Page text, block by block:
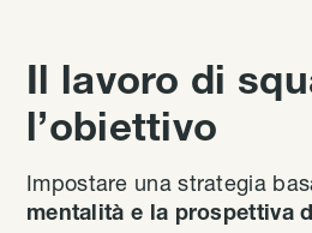
Il lavoro di
l’obiettivo
Impostare una strategia
mentalità e la prospettiva